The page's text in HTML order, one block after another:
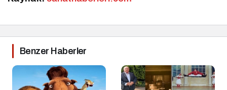
Benzer Haberler